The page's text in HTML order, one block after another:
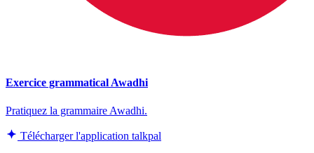
Exercice grammatical Awadhi
Pratiquez la grammaire Awadhi.
Télécharger l'application talkpal